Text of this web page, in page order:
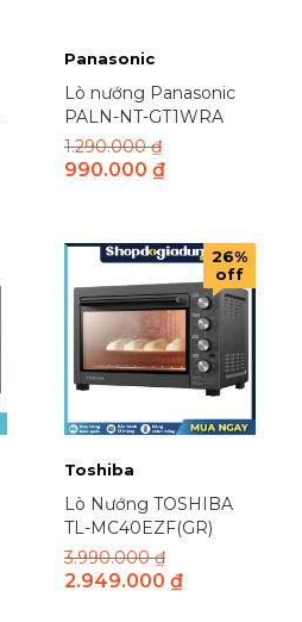
Panasonic
Lò nướng Panasonic
PALN-NT-GT1WRA
1.290.000₫
990.000 ₫
26%
off
Toshiba
Lò Nướng TOSHIBA
TL-MC40EZF(GR)
3.990.000₫
2.949.000 ₫